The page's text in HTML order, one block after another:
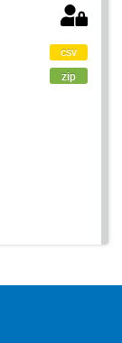
csv
zip